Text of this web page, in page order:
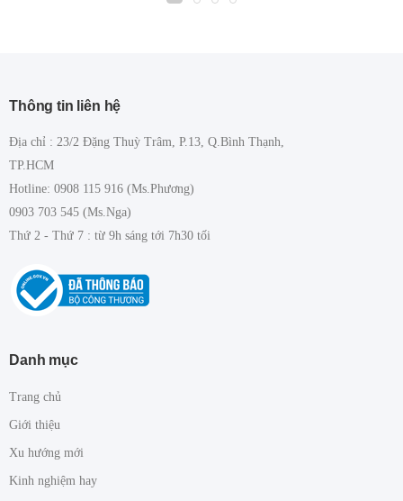
Thông tin liên hệ
Địa chỉ : 23/2 Đặng Thuỳ Trâm, P.13, Q.Bình Thạnh,
TP.HCM
Hotline: 0908 115 916 (Ms.Phương)
0903 703 545 (Ms.Nga)
Thứ 2 - Thứ 7 : từ 9h sáng tới 7h30 tối
Danh mục
Trang chủ
Giới thiệu
Xu hướng mới
Kinh nghiệm hay